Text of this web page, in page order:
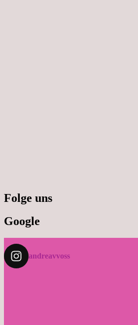
Folge uns
Google
andreavvoss